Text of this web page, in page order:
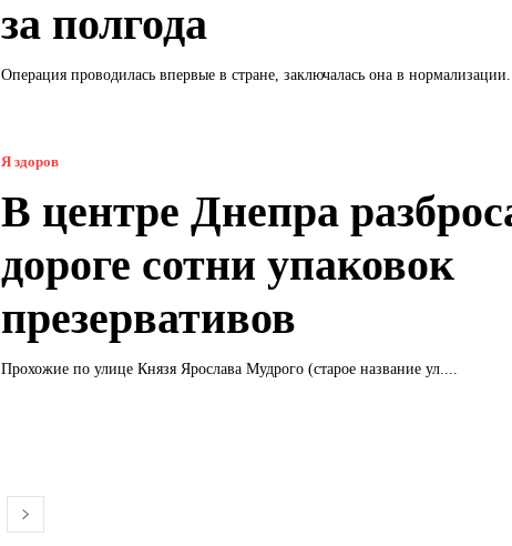
за полгода
Операция проводилась впервые в стране, заключалась она в нормализации...
Я здоров
В центре Днепра
дороге сотни упаковок
презервативов
Прохожие по улице Князя Ярослава Мудрого (старое название ул....